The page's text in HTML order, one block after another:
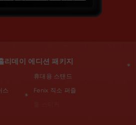
리데이 에디션 패키지
휴대용 스탠드
스
Fenix 직소 퍼즐